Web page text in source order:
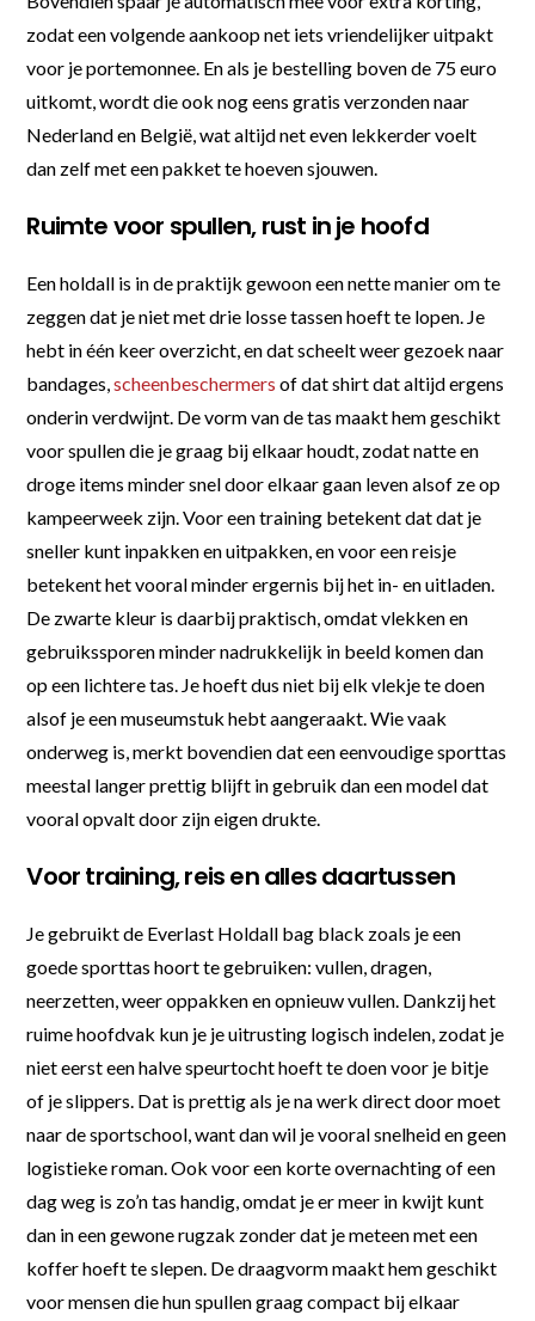
zodat een volgende aankoop net iets vriendelijker uitpakt
voor je portemonnee. En als je bestelling boven de 75 euro
uitkomt, wordt die ook nog eens gratis verzonden naar
Nederland en België, wat altijd net even lekkerder voelt
dan zelf met een pakket te hoeven sjouwen.
Ruimte voor spullen, rust in je hoofd
Een holdall is in de praktijk gewoon een nette manier om te
zeggen dat je niet met drie losse tassen hoeft te lopen. Je
hebt in één keer overzicht, en dat scheelt weer gezoek naar
bandages,scheenbeschermers of dat shirt dat altijd ergens
onderin verdwijnt. De vorm van de tas maakt hem geschikt
voor spullen die je graag bij elkaar houdt, zodat natte en
droge items minder snel door elkaar gaan leven alsof ze op
kampeerweek zijn. Voor een training betekent dat dat je
sneller kunt inpakken en uitpakken, en voor een reisje
betekent het vooral minder ergernis bij het in- en uitladen.
De zwarte kleur is daarbij praktisch, omdat vlekken en
gebruikssporen minder nadrukkelijk in beeld komen dan
op een lichtere tas. Je hoeft dus niet bij elk vlekje te doen
alsof je een museumstuk hebt aangeraakt. Wie vaak
onderweg is, merkt bovendien dat een eenvoudige sporttas
meestal langer prettig blijft in gebruik dan een model dat
vooral opvalt door zijn eigen drukte.
Voor training, reis en alles daartussen
Je gebruikt de Everlast Holdall bag black zoals je een
goede sporttas hoort te gebruiken: vullen, dragen,
neerzetten, weer oppakken en opnieuw vullen. Dankzij het
ruime hoofdvak kun je je uitrusting logisch indelen, zodat je
niet eerst een halve speurtocht hoeft te doen voor je bitje
of je slippers. Dat is prettig als je na werk direct door moet
naar de sportschool, want dan wil je vooral snelheid en geen
logistieke roman. Ook voor een korte overnachting of een
dag weg is zo’n tas handig, omdat je er meer in kwijt kunt
dan in een gewone rugzak zonder dat je meteen met een
koffer hoeft te slepen. De draagvorm maakt hem geschikt
voor mensen die hun spullen graag compact bij elkaar